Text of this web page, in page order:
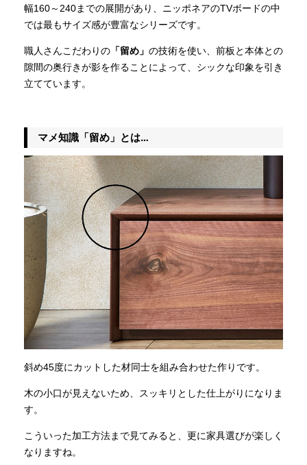
幅160～240までの展開があり、ニッポネアのTVボードの中
では最もサイズ感が豊富なシリーズです。
職人さんこだわりの 「留め」 の技術を使い、前板と本体との
隙間の奥行きが影を作ることによって、シックな印象を引き
立てています。
マメ知識「留め」とは…
斜め45度にカットした材同士を組み合わせた作りです。
木の小口が見えないため、スッキリとした仕上がりになりま
す。
こういった加工方法まで見てみると、更に家具選びが楽しく
なりますね。